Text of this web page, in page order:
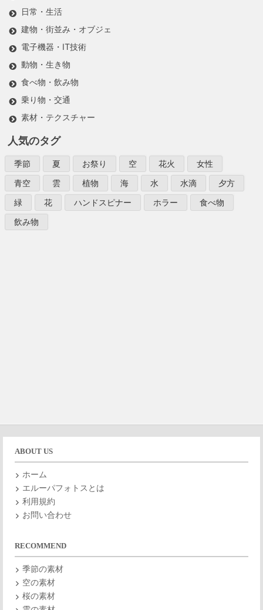
日常・生活
建物・街並み・オブジェ
電子機器・IT技術
動物・生き物
食べ物・飲み物
乗り物・交通
素材・テクスチャー
人気のタグ
季節 夏 お祭り 空 花火
女性
青空
雲 植物 海 水 水滴
夕方
緑
花 ハンドスピナー ホラー
食べ物
飲み物
ABOUT US
ホーム
エルーパフォトスとは
利用規約
お問い合わせ
RECOMMEND
季節の素材
空の素材
桜の素材